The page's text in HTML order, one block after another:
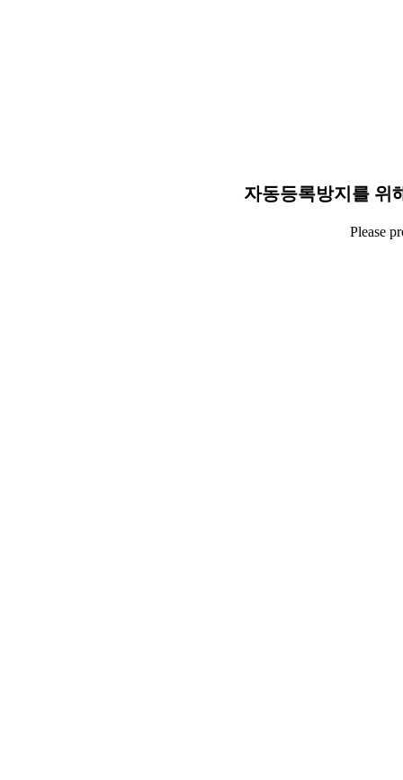
자동등록방지를 위
Please